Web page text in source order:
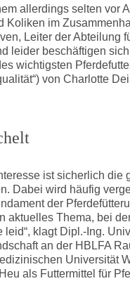
allerdings selten vor
Koliken im
Leiter der Abteilung
leider beschäftigen
wichtigsten
von Charlotte
ist sicherlich
Dabei wird häufig
der
aktuelles Thema, bei
leid“, klagt Dipl.-Ing.
an der HBLFA
Universität
als Futtermittel für